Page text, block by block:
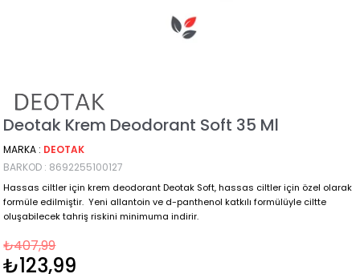
Deotak Krem Deodorant Soft 35 Ml
MARKA : DEOTAK
BARKOD : 8692255100127
Hassas ciltler için krem deodorant Deotak Soft, hassas ciltler için özel olarak
formüle edilmiştir. Yeni allantoin ve d-panthenol katkılı formülüyle ciltte
oluşabilecek tahriş riskini minimuma indirir.
₺407,99
₺123,99